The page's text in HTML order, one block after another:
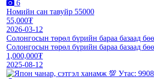
6
Номийн сан тавуйр 55000
55,000₮
2026-03-12
Солонгосын төрөл бүрийн бараа базаад
Солонгосын төрөл бүрийн бараа базаад
1,000,000₮
2025-08-12